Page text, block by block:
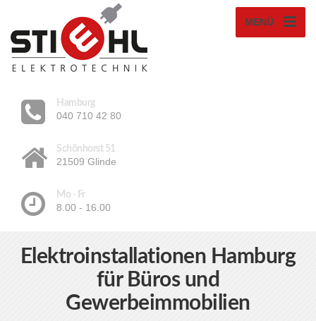
MENÜ
Hamburg
040 710 42 80
Schönhorst 51
21509 Glinde
Mo - Fr
8.00 - 16.00
Elektroinstallationen Hamburg
für Büros und
Gewerbeimmobilien